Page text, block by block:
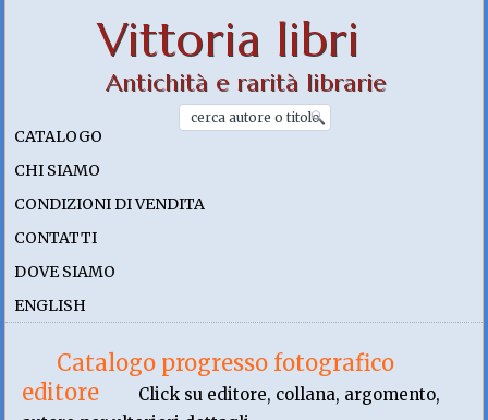
Vittoria libri
Antichità e rarità librarie
CATALOGO
CHI SIAMO
CONDIZIONI DI VENDITA
CONTATTI
DOVE SIAMO
ENGLISH
Catalogo progresso fotografico
editore
Click su editore, collana, argomento,